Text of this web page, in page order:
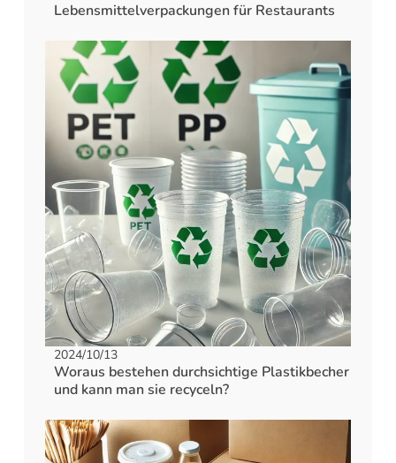
Lebensmittelverpackungen für Restaurants
2024/10/13
Woraus bestehen durchsichtige Plastikbecher
und kann man sie recyceln?